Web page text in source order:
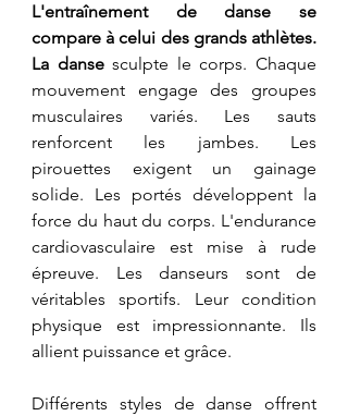
L'entraînement de danse se
compare à celui des grands athlètes.
La danse sculpte le corps. Chaque
mouvement engage des groupes
musculaires variés. Les sauts
renforcent les jambes. Les
pirouettes exigent un gainage
solide. Les portés développent la
force du haut du corps. L'endurance
cardiovasculaire est mise à rude
épreuve. Les danseurs sont de
véritables sportifs. Leur condition
physique est impressionnante. Ils
allient puissance et grâce.
Différents styles de danse offrent